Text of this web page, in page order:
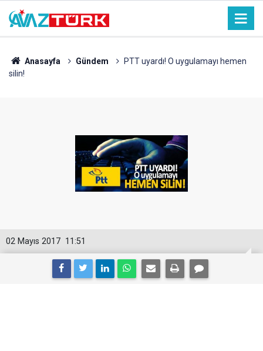
Anasayfa Gündem
PTT uyardı! O uygulamayı hemen
silin!
11:51
02 Mayıs 2017